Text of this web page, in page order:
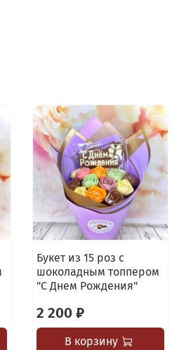
Букет из 15 роз с
шоколадным топпером
"С Днем Рождения"
2 200 ₽
В корзину